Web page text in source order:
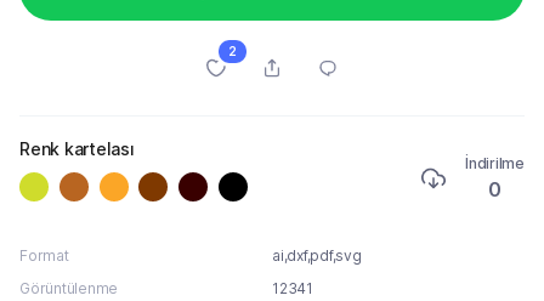
2
Renk kartelası
İndirilme
0
Format
ai,dxf,pdf,svg
Görüntülenme
12341